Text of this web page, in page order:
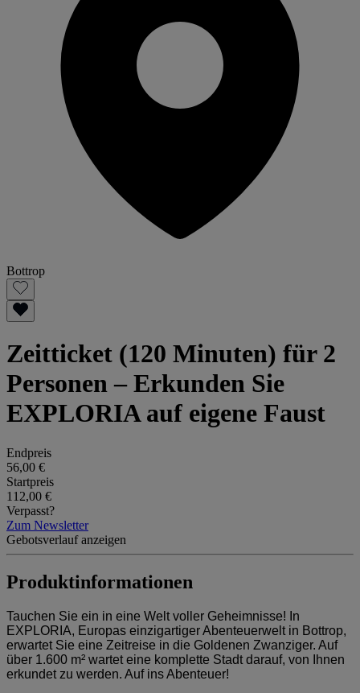
Bottrop
Zeitticket (120 Minuten) für 2
Personen – Erkunden Sie
EXPLORIA auf eigene Faust
Endpreis
56,00 €
Startpreis
112,00 €
Verpasst?
Zum Newsletter
Gebotsverlauf anzeigen
Produktinformationen
Tauchen Sie ein in eine Welt voller Geheimnisse! In
EXPLORIA, Europas einzigartiger Abenteuerwelt in Bottrop,
erwartet Sie eine Zeitreise in die Goldenen Zwanziger. Auf
über 1.600 m² wartet eine komplette Stadt darauf, von Ihnen
erkundet zu werden. Auf ins Abenteuer!